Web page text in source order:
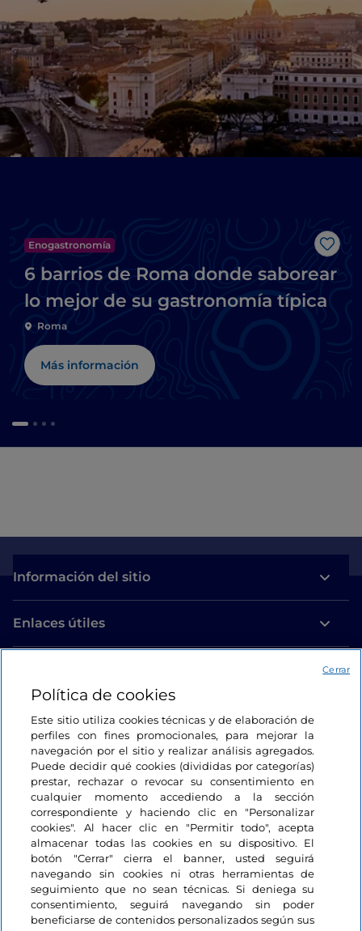
Me
Enogastronomía
6 barrios de Roma donde saborear
lo mejor de su gastronomía típica
Roma
Más información
Información del sitio
Enlaces útiles
Estamos en contacto
Política de cookies
Este sitio utiliza cookies técnicas y de elaboración de
perfiles con fines promocionales, para mejorar la
navegación por el sitio y realizar análisis agregados.
Puede decidir qué cookies (divididas por categorías)
prestar, rechazar o revocar su consentimiento en
cualquier momento accediendo a la sección
correspondiente y haciendo clic en "Personalizar
cookies". Al hacer clic en "Permitir todo", acepta
almacenar todas las cookies en su dispositivo. El
botón "Cerrar" cierra el banner, usted seguirá
navegando sin cookies ni otras herramientas de
seguimiento que no sean técnicas. Si deniega su
consentimiento, seguirá navegando sin poder
beneficiarse de contenidos personalizados según sus
Cerrar